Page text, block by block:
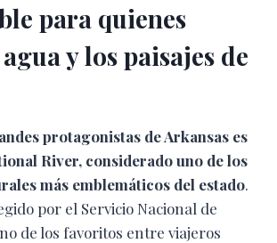
para quienes
y los paisajes de
protagonistas de Arkansas es
River, considerado uno de los
más emblemáticos del estado.
por el Servicio Nacional de
de los favoritos entre viajeros